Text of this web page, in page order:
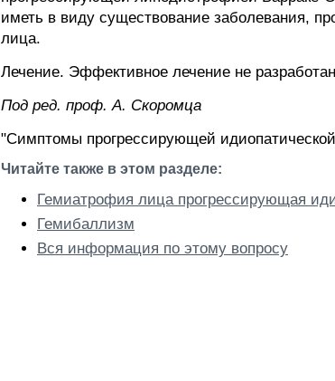
иметь в виду существование заболевания,
лица.
Лечение. Эффективное лечение не
Пoд peд. проф. А. Скоромца
"Симптомы прогрессирующей
Читайте также в этом разделе:
Гемиатрофия лица прогрессирующая
Гемибаллизм
Вся информация по этому вопросу